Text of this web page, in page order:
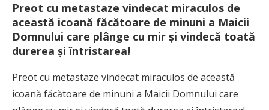
Preot cu metastaze vindecat miraculos de
această icoană făcătoare de minuni a Maicii
Domnului care plânge cu mir și vindecă toată
durerea și întristarea!
Preot cu metastaze vindecat miraculos de această
icoană făcătoare de minuni a Maicii Domnului care